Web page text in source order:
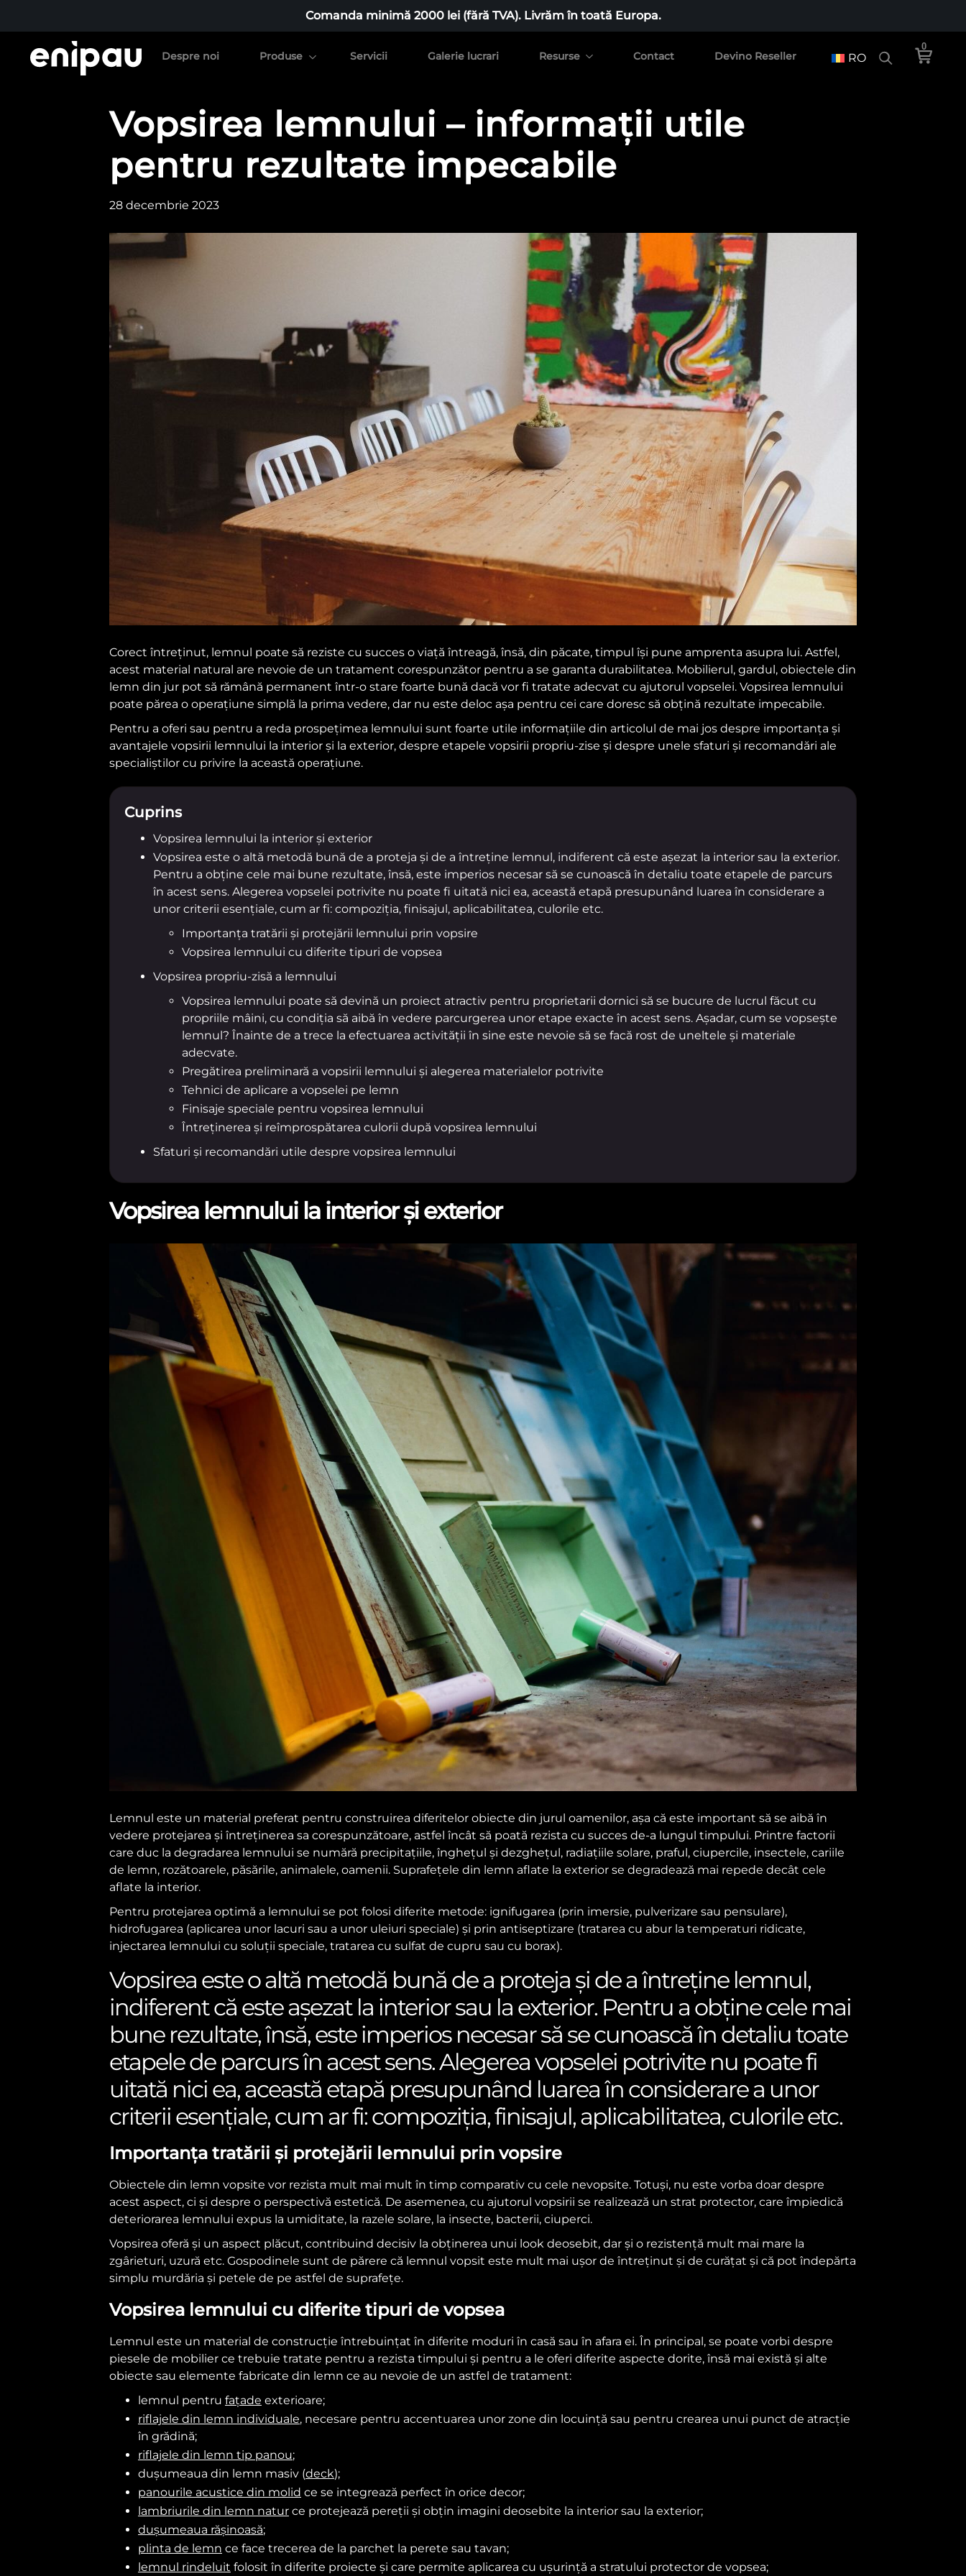
Comanda minimă 2000 lei (fără TVA). Livrăm în toată Europa.
Despre noi Produse Servicii Galerie lucrari Resurse Contact Devino Reseller RO
0
Vopsirea lemnului – informații utile
pentru rezultate impecabile
28 decembrie 2023
Corect întreținut, lemnul poate să reziste cu succes o viață întreagă, însă, din păcate, timpul își pune amprenta asupra lui. Astfel,
acest material natural are nevoie de un tratament corespunzător pentru a se garanta durabilitatea. Mobilierul, gardul, obiectele din
lemn din jur pot să rămână permanent într-o stare foarte bună dacă vor fi tratate adecvat cu ajutorul vopselei. Vopsirea lemnului
poate părea o operațiune simplă la prima vedere, dar nu este deloc așa pentru cei care doresc să obțină rezultate impecabile.
Pentru a oferi sau pentru a reda prospețimea lemnului sunt foarte utile informațiile din articolul de mai jos despre importanța și
avantajele vopsirii lemnului la interior și la exterior, despre etapele vopsirii propriu-zise și despre unele sfaturi și recomandări ale
specialiștilor cu privire la această operațiune.
Cuprins
Vopsirea lemnului la interior și exterior
Vopsirea este o altă metodă bună de a proteja și de a întreține lemnul, indiferent că este așezat la interior sau la exterior.
Pentru a obține cele mai bune rezultate, însă, este imperios necesar să se cunoască în detaliu toate etapele de parcurs
în acest sens. Alegerea vopselei potrivite nu poate fi uitată nici ea, această etapă presupunând luarea în considerare a
unor criterii esențiale, cum ar fi: compoziția, finisajul, aplicabilitatea, culorile etc.
Importanța tratării și protejării lemnului prin vopsire
Vopsirea lemnului cu diferite tipuri de vopsea
Vopsirea propriu-zisă a lemnului
Vopsirea lemnului poate să devină un proiect atractiv pentru proprietarii dornici să se bucure de lucrul făcut cu
propriile mâini, cu condiția să aibă în vedere parcurgerea unor etape exacte în acest sens. Așadar, cum se vopsește
lemnul? Înainte de a trece la efectuarea activității în sine este nevoie să se facă rost de uneltele și materiale
adecvate.
Pregătirea preliminară a vopsirii lemnului și alegerea materialelor potrivite
Tehnici de aplicare a vopselei pe lemn
Finisaje speciale pentru vopsirea lemnului
Întreținerea și reîmprospătarea culorii după vopsirea lemnului
Sfaturi și recomandări utile despre vopsirea lemnului
Vopsirea lemnului la interior și exterior
Lemnul este un material preferat pentru construirea diferitelor obiecte din jurul oamenilor, așa că este important să se aibă în
vedere protejarea și întreținerea sa corespunzătoare, astfel încât să poată rezista cu succes de-a lungul timpului. Printre factorii
care duc la degradarea lemnului se numără precipitațiile, înghețul și dezghețul, radiațiile solare, praful, ciupercile, insectele, cariile
de lemn, rozătoarele, păsările, animalele, oamenii. Suprafețele din lemn aflate la exterior se degradează mai repede decât cele
aflate la interior.
Pentru protejarea optimă a lemnului se pot folosi diferite metode: ignifugarea (prin imersie, pulverizare sau pensulare),
hidrofugarea (aplicarea unor lacuri sau a unor uleiuri speciale) și prin antiseptizare (tratarea cu abur la temperaturi ridicate,
injectarea lemnului cu soluții speciale, tratarea cu sulfat de cupru sau cu borax).
Vopsirea este o altă metodă bună de a proteja și de a întreține lemnul,
indiferent că este așezat la interior sau la exterior. Pentru a obține cele mai
bune rezultate, însă, este imperios necesar să se cunoască în detaliu toate
etapele de parcurs în acest sens. Alegerea vopselei potrivite nu poate fi
uitată nici ea, această etapă presupunând luarea în considerare a unor
criterii esențiale, cum ar fi: compoziția, finisajul, aplicabilitatea, culorile etc.
Importanța tratării și protejării lemnului prin vopsire
Obiectele din lemn vopsite vor rezista mult mai mult în timp comparativ cu cele nevopsite. Totuși, nu este vorba doar despre
acest aspect, ci și despre o perspectivă estetică. De asemenea, cu ajutorul vopsirii se realizează un strat protector, care împiedică
deteriorarea lemnului expus la umiditate, la razele solare, la insecte, bacterii, ciuperci.
Vopsirea oferă și un aspect plăcut, contribuind decisiv la obținerea unui look deosebit, dar și o rezistență mult mai mare la
zgârieturi, uzură etc. Gospodinele sunt de părere că lemnul vopsit este mult mai ușor de întreținut și de curățat și că pot îndepărta
simplu murdăria și petele de pe astfel de suprafețe.
Vopsirea lemnului cu diferite tipuri de vopsea
Lemnul este un material de construcție întrebuințat în diferite moduri în casă sau în afara ei. În principal, se poate vorbi despre
piesele de mobilier ce trebuie tratate pentru a rezista timpului și pentru a le oferi diferite aspecte dorite, însă mai există și alte
obiecte sau elemente fabricate din lemn ce au nevoie de un astfel de tratament:
lemnul pentru fațade exterioare;
riflajele din lemn individuale, necesare pentru accentuarea unor zone din locuință sau pentru crearea unui punct de atracție
în grădină;
riflajele din lemn tip panou;
dușumeaua din lemn masiv (deck);
panourile acustice din molid ce se integrează perfect în orice decor;
lambriurile din lemn natur ce protejează pereții și obțin imagini deosebite la interior sau la exterior;
dușumeaua rășinoasă;
plinta de lemn ce face trecerea de la parchet la perete sau tavan;
lemnul rindeluit folosit în diferite proiecte și care permite aplicarea cu ușurință a stratului protector de vopsea;